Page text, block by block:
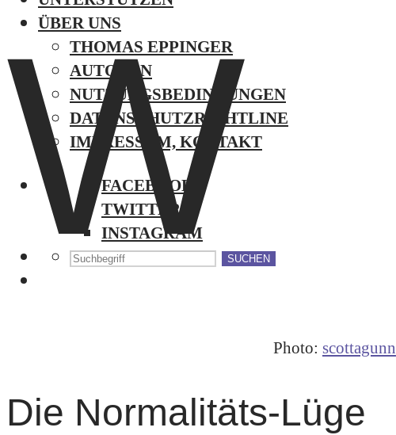
ÜBER UNS
THOMAS EPPINGER
AUTOREN
NUTZUNGSBEDINGUNGEN
DATENSCHUTZRICHTLINE
IMPRESSUM, KONTAKT
FACEBOOK
TWITTER
INSTAGRAM
SUCHEN
W
Photo: scottagunn
Die Normalitäts-Lüge